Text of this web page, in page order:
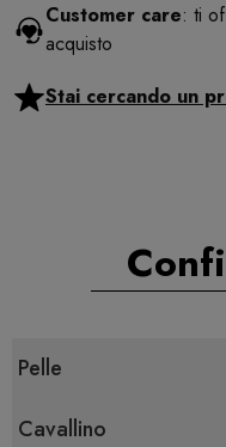
Customer care: ti
acquisto
Stai cercando un
Pelle
Cavallino